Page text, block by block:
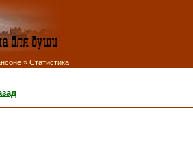
» Статистика